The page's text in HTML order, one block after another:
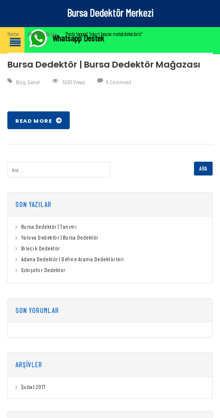
Bursa Dedektör Merkezi
Whatsapp Destek
Home ⁄ Dedektör Bursa ⁄ Posts tagged “court house metal detectors”
Bursa Dedektör | Bursa Dedektör Mağazası
Blog, Genel 5081 Views 0 Comment
READ MORE
SON YAZILAR
Bursa Dedektör | Tanımı
Yalova Dedektör | Bursa Dedektör
Bilecik Dedektör
Adana Dedektör | Define Arama Dedektörleri
Eskişehir Dedektor
SON YORUMLAR
ARŞIVLER
Şubat 2017